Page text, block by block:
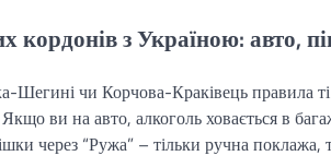
кордонів з Україною: авто,
чи Корчова-Краківець правила
Якщо ви на авто, алкоголь ховається в
через “Ружа” – тільки ручна